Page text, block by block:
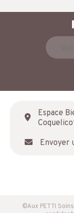
Espace
Envoyer
©Aux PETTI